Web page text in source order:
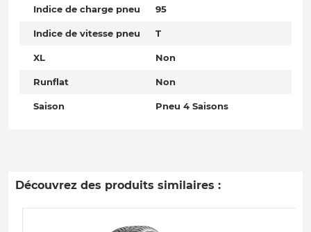
Indice de charge pneu 95
Indice de vitesse pneu T
XL Non
Runflat Non
Saison Pneu 4 Saisons
Découvrez des produits similaires :